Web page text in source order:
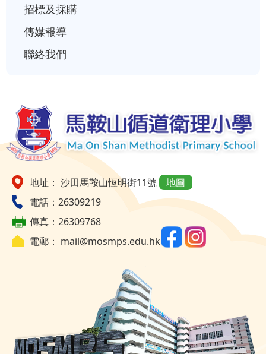
招標及採購
傳媒報導
聯絡我們
地址： 沙田馬鞍山恆明街11號
地圖
電話：26309219
傳真：26309768
電郵： mail@mosmps.edu.hk